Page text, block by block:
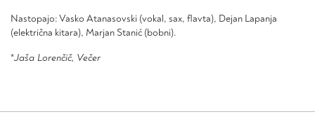
Nastopajo: Vasko Atanasovski (vokal, sax, flavta), Dejan Lapanja
(električna kitara), Marjan Stanić (bobni).
*Jaša Lorenčič, Večer